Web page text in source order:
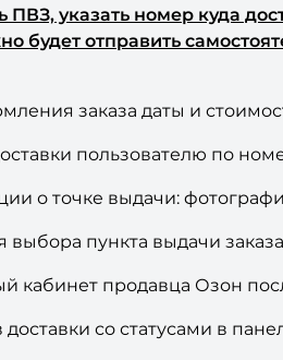
ПВЗ, указать номер куда
будет отправить
заказа даты и
пользователю по
о точке выдачи:
выбора пункта выдачи
кабинет продавца Озон
доставки со статусами в